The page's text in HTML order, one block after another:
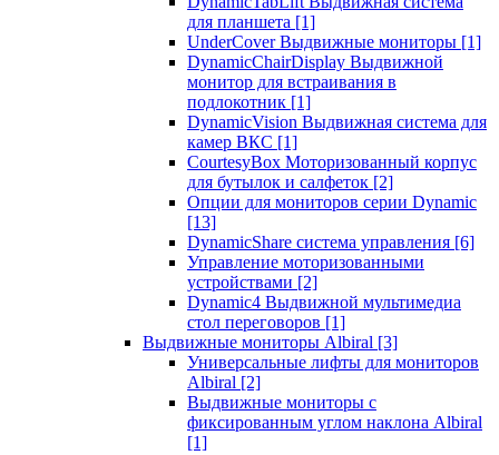
для планшета [1]
UnderCover Выдвижные мониторы [1]
DynamicChairDisplay Выдвижной
монитор для встраивания в
подлокотник [1]
DynamicVision Выдвижная система для
камер ВКС [1]
CourtesyBox Моторизованный корпус
для бутылок и салфеток [2]
Опции для мониторов серии Dynamic
[13]
DynamicShare система управления [6]
Управление моторизованными
устройствами [2]
Dynamic4 Выдвижной мультимедиа
стол переговоров [1]
Выдвижные мониторы Albiral [3]
Универсальные лифты для мониторов
Albiral [2]
Выдвижные мониторы с
фиксированным углом наклона Albiral
[1]